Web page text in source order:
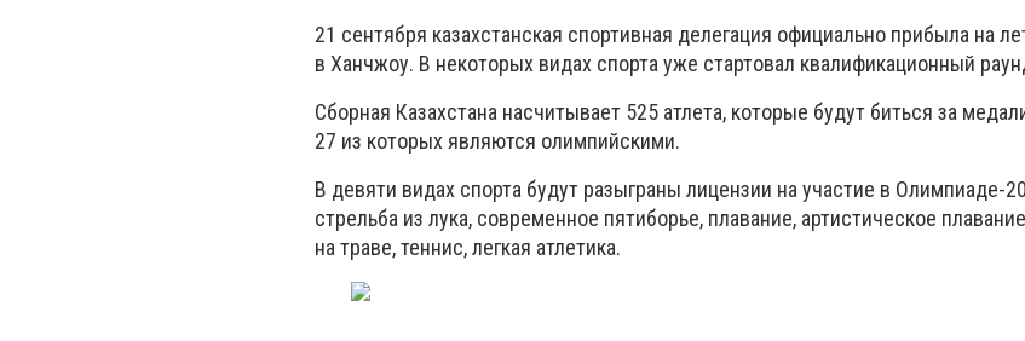
21 сентября казахстанская спортивная делегация официально прибыла на
в Ханчжоу. В некоторых видах спорта уже стартовал квалификационный
Сборная Казахстана насчитывает 525 атлета, которые будут биться за
27 из которых являются олимпийскими.
В девяти видах спорта будут разыграны лицензии на участие в Олимпиаде-
стрельба из лука, современное пятиборье, плавание, артистическое
на траве, теннис, легкая атлетика.